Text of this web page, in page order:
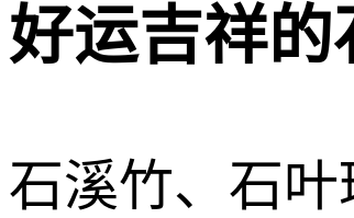
好运吉祥
石溪竹、石